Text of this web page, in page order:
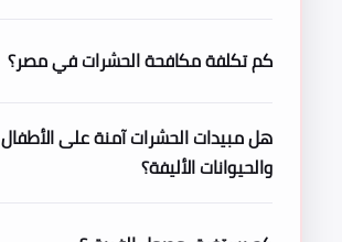
كم تكلفة مكافحة الحشرات في مصر؟
هل مبيدات الحشرات آمنة على الأطفال
والحيوانات الأليفة؟